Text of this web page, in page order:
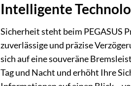
Intelligente
Sicherheit steht beim PEGASUS
zuverlässige und präzise
sich auf eine souveräne
Tag und Nacht und erhöht Ihre